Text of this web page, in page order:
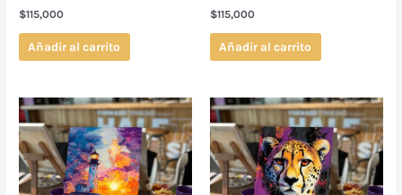
$115,000
Añadir al carrito
$115,000
Añadir al carrito